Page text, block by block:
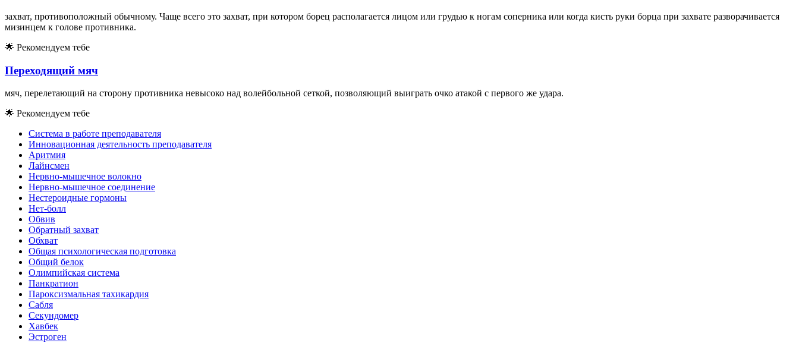
захват, противоположный обычному. Чаще всего это захват, при котором борец располагается лицом или грудью к ногам соперника или когда кисть руки борца при захвате разворачивается
мизинцем к голове противника.
🌟 Рекомендуем тебе
Переходящий мяч
мяч, перелетающий на сторону противника невысоко над волейбольной сеткой, позволяющий выиграть очко атакой с первого же удара.
🌟 Рекомендуем тебе
Система в работе преподавателя
Инновационная деятельность преподавателя
Аритмия
Лайнсмен
Нервно-мышечное волокно
Нервно-мышечное соединение
Нестероидные гормоны
Нет-болл
Обвив
Обратный захват
Обхват
Общая психологическая подготовка
Общий белок
Олимпийская система
Панкратион
Пароксизмальная тахикардия
Сабля
Секундомер
Хавбек
Эстроген